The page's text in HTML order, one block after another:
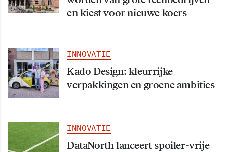
en kiest voor nieuwe koers
INNOVATIE
Kado Design: kleurrijke
verpakkingen en groene ambities
INNOVATIE
DataNorth lanceert spoiler-vrije